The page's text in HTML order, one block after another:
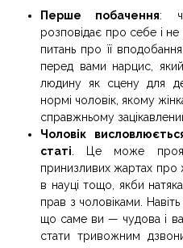
Перше побачення:
розповідає про себе і не
питань про її
перед вами нарцис,
людину як сцену для
нормі чоловік, якому
справжньому
Чоловік
статі . Це може
принизливих жартах про
в науці тощо, якби
прав з чоловіками.
що саме ви — чудова і
стати тривожним